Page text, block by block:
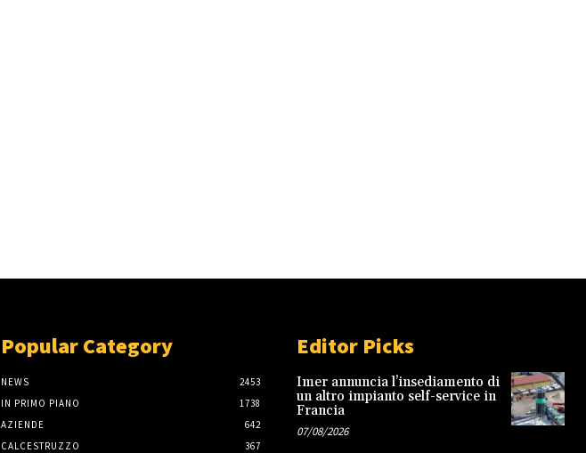
Popular Category
NEWS
2453
IN PRIMO PIANO
1738
AZIENDE
642
CALCESTRUZZO
367
Editor Picks
Imer annuncia l’insediamento di
un altro impianto self-service in
Francia
07/08/2026